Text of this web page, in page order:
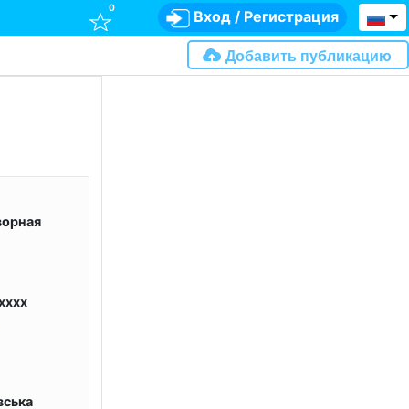
0 Вход / Регистрация
Добавить публикацию